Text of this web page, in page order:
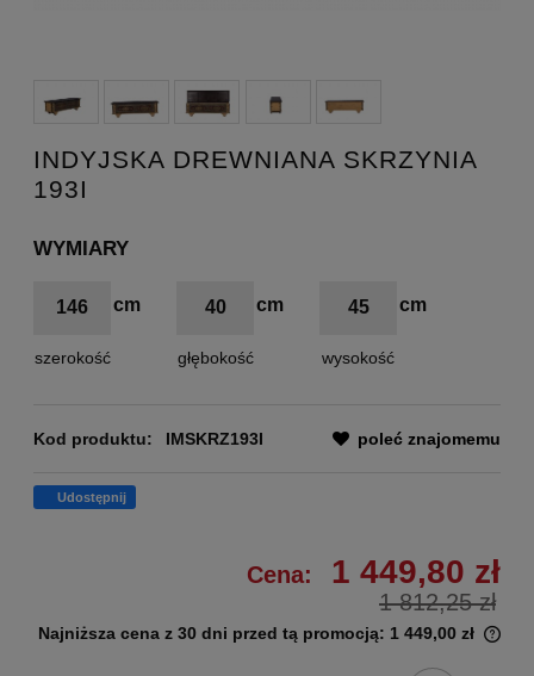
INDYJSKA DREWNIANA SKRZYNIA
193I
WYMIARY
146
szerokość
40
głębokość
45
wysokość
Kod produktu: IMSKRZ193I poleć znajomemu
Udostępnij
Cena: 1 449,80 zł
1 812,25 zł
Najniższa cena z 30 dni przed tą promocją: 1 449,00 zł